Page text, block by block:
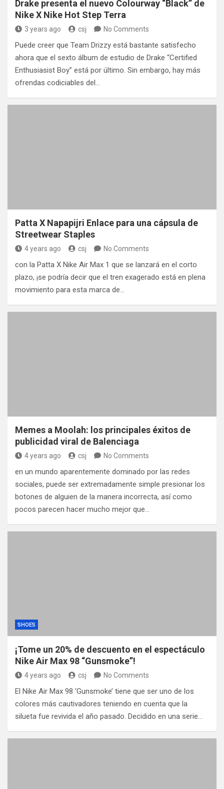
Drake presenta el nuevo Colourway “Black” de
Nike X Nike Hot Step Terra
3 years ago csj No Comments
Puede creer que Team Drizzy está bastante satisfecho
ahora que el sexto álbum de estudio de Drake “Certified
Enthusiasist Boy” está por último. Sin embargo, hay más
ofrendas codiciables del…
Patta X Napapijri Enlace para una cápsula de
Streetwear Staples
4 years ago csj No Comments
con la Patta X Nike Air Max 1 que se lanzará en el corto
plazo, ¡se podría decir que el tren exagerado está en plena
movimiento para esta marca de…
Memes a Moolah: los principales éxitos de
publicidad viral de Balenciaga
4 years ago csj No Comments
en un mundo aparentemente dominado por las redes
sociales, puede ser extremadamente simple presionar los
botones de alguien de la manera incorrecta, así como
pocos parecen hacer mucho mejor que…
SHOES
¡Tome un 20% de descuento en el espectáculo
Nike Air Max 98 “Gunsmoke”!
4 years ago csj No Comments
El Nike Air Max 98 ‘Gunsmoke’ tiene que ser uno de los
colores más cautivadores teniendo en cuenta que la
silueta fue revivida el año pasado. Decidido en una serie…